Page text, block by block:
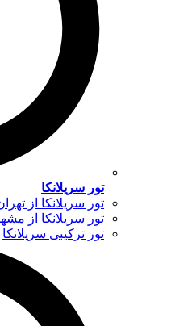
تور سریلانکا
تور سریلانکا از تهران
تور سریلانکا از مشهد
تور ترکیبی سریلانکا